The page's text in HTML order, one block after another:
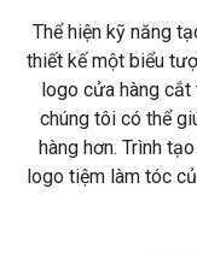
Thể hiện kỹ năng
thiết kế một biểu
logo cửa hàng
chúng tôi có thể
hàng hơn. Trình
logo tiệm làm tóc